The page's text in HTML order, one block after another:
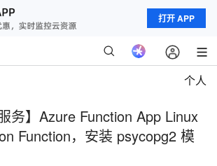
打开 APP
个人
务】Azure Function App Linux
Function，安装 psycopg2 模